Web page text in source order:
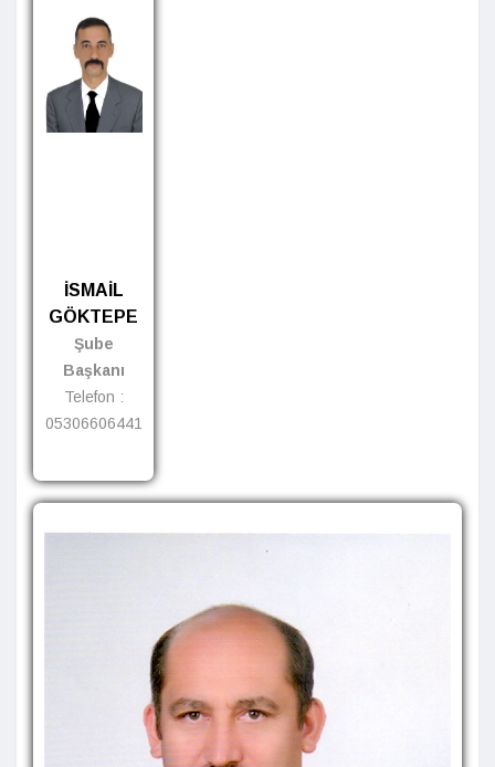
İSMAİL
GÖKTEPE
Şube
Başkanı
Telefon :
05306606441